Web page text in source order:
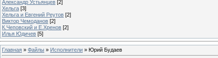
Александр Устьянцев [2]
Хельга [3]
Хельга и Евгений Реутов [2]
Виктор Чемоданов [2]
К.Чеповский и Е.Хренов [2]
Илья Юдичев [5]
Главная » Файлы » Исполнители » Юрий Будаев